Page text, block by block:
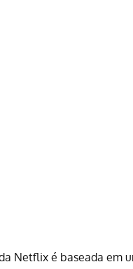
Netflix é baseada em